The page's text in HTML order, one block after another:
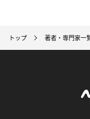
トップ 著者・専門家一